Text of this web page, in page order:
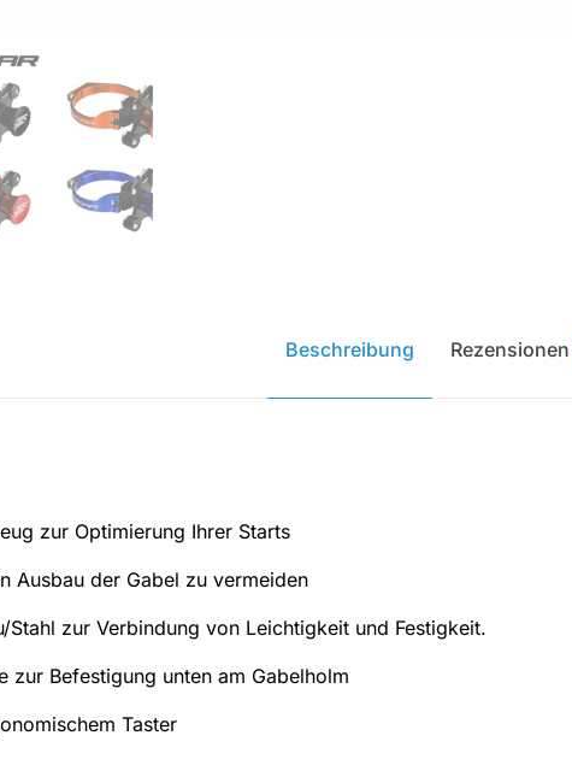
Beschreibung Rezensionen
zur Optimierung Ihrer Starts
Ausbau der Gabel zu vermeiden
Stahl zur Verbindung von Leichtigkeit und Festigkeit.
zur Befestigung unten am Gabelholm
Taster